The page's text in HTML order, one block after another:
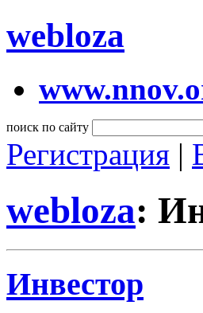
webloza
поиск по сайту
Регистрация |
webloza:
Инвестор